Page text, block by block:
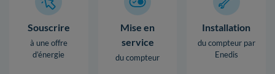
Souscrire
à une offre
d’énergie
Mise en
service
du compteur
Installation
du compteur par
Enedis